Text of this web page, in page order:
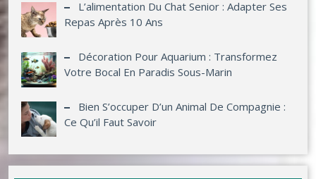
L’alimentation Du Chat Senior : Adapter Ses
Repas Après 10 Ans
Décoration Pour Aquarium : Transformez
Votre Bocal En Paradis Sous-Marin
Bien S’occuper D’un Animal De Compagnie :
Ce Qu’il Faut Savoir